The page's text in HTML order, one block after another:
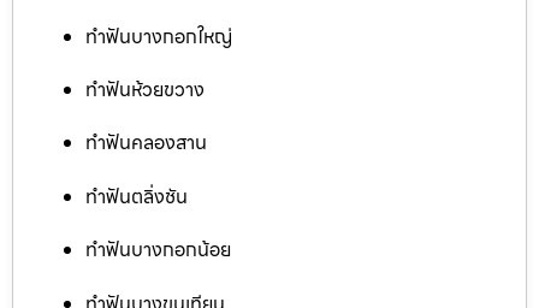
ทำฟันบางกอกใหญ่
ทำฟันห้วยขวาง
ทำฟันคลองสาน
ทำฟันตลิ่งชัน
ทำฟันบางกอกน้อย